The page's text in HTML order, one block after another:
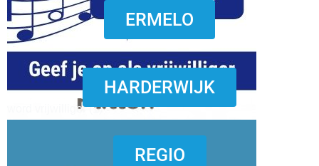
word vrijwilliger (1)
ERMELO
HARDERWIJK
REGIO